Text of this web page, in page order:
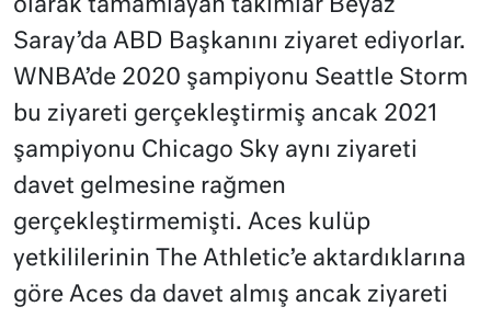
olarak tamamlayan takımlar Beyaz
Saray’da ABD Başkanını ziyaret ediyorlar.
WNBA’de 2020 şampiyonu Seattle Storm
bu ziyareti gerçekleştirmiş ancak 2021
şampiyonu Chicago Sky aynı ziyareti
davet gelmesine rağmen
gerçekleştirmemişti. Aces kulüp
yetkililerinin The Athletic’e aktardıklarına
göre Aces da davet almış ancak ziyareti